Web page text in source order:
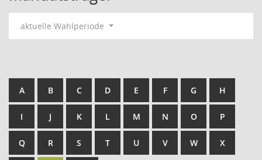
aktuelle Wahlperiode
A B C D E F G H
I J K L M N O P
Q R S T U V W X